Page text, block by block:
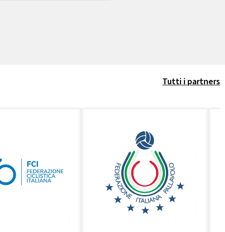
Tutti i partners